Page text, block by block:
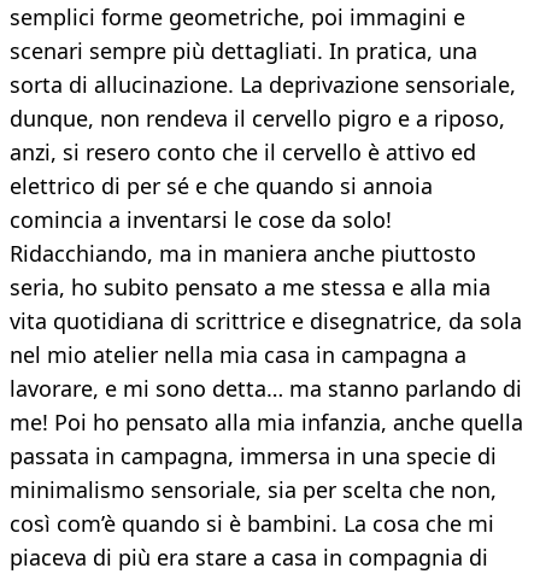
semplici forme geometriche, poi immagini e
scenari sempre più dettagliati. In pratica, una
sorta di allucinazione. La deprivazione sensoriale,
dunque, non rendeva il cervello pigro e a riposo,
anzi, si resero conto che il cervello è attivo ed
elettrico di per sé e che quando si annoia
comincia a inventarsi le cose da solo!
Ridacchiando, ma in maniera anche piuttosto
seria, ho subito pensato a me stessa e alla mia
vita quotidiana di scrittrice e disegnatrice, da sola
nel mio atelier nella mia casa in campagna a
lavorare, e mi sono detta… ma stanno parlando di
me! Poi ho pensato alla mia infanzia, anche quella
passata in campagna, immersa in una specie di
minimalismo sensoriale, sia per scelta che non,
così com’è quando si è bambini. La cosa che mi
piaceva di più era stare a casa in compagnia di